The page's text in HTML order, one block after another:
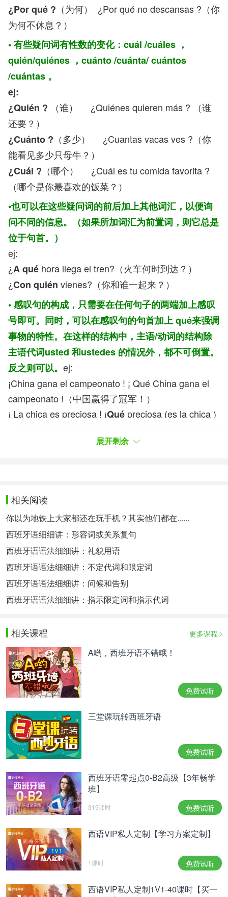
¿Por qué ? （为何） ¿Por qué no descansas ?（你
为何不休息？）
• 有些疑问词有性数的变化：cuál /cuáles ，
quién/quiénes ，cuánto /cuánta/ cuántos
/cuántas 。
ej:
¿Quién ?
（谁） ¿Quiénes quieren más ? （谁
还要？）
¿Cuánto ? （多少） ¿Cuantas vacas ves ?（你
能看见多少只母牛？）
¿Cuál ? （哪个） ¿Cuál es tu comida favorita ?
（哪个是你最喜欢的饭菜？）
•也可以在这些疑问词的前后加上其他词汇，以便询
问不同的信息。（如果所加词汇为前置词，则它总是
位于句首。）
ej:
¿A qué hora llega el tren?（火车何时到达？）
¿Con quién vienes?（你和谁一起来？）
• 感叹句的构成，只需要在任何句子的两端加上感叹
号即可。同时，可以在感叹句的句首加上 qué来强调
事物的特性。在这样的结构中，主语/动词的结构除
主语代词usted 和ustedes 的情况外，都不可倒置。
反之则可以。 ej:
¡China gana el campeonato ! ¡ Qué China gana el
campeonato !（中国赢得了冠军！）
¡ La chica es preciosa ! ¡Qué preciosa (es la chica )
¡Eres tú un genio ! ¡Tú eres un genio ! ¡Es usted un
相关热点： 西班牙语语法细细讲 西语入门
展开剩余
相关阅读
你以为地铁上大家都还在玩手机？其实他们都在......
西班牙语细细讲：形容词或关系复句
西班牙语语法细细讲：礼貌用语
西班牙语语法细细讲：不定代词和限定词
西班牙语语法细细讲：问候和告别
西班牙语语法细细讲：指示限定词和指示代词
相关课程 更多课程
A哟，西班牙语不错哦！
免费试听
三堂课玩转西班牙语
免费试听
西班牙语零起点0-B2高级【3年畅学
班】
319课时 免费试听
西语VIP私人定制【学习方案定制】
1课时 免费试听
西语VIP私人定制1V1-40课时【买一